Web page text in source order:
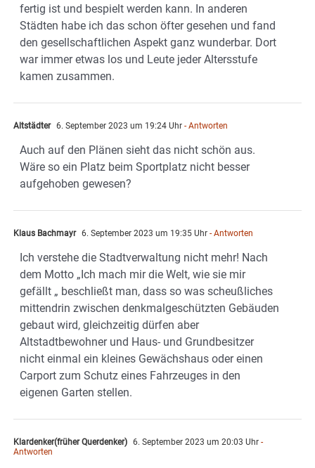
fertig ist und bespielt werden kann. In anderen
Städten habe ich das schon öfter gesehen und fand
den gesellschaftlichen Aspekt ganz wunderbar. Dort
war immer etwas los und Leute jeder Altersstufe
kamen zusammen.
Altstädter 6. September 2023 um 19:24 Uhr - Antworten
Auch auf den Plänen sieht das nicht schön aus.
Wäre so ein Platz beim Sportplatz nicht besser
aufgehoben gewesen?
Klaus Bachmayr 6. September 2023 um 19:35 Uhr - Antworten
Ich verstehe die Stadtverwaltung nicht mehr! Nach
dem Motto „Ich mach mir die Welt, wie sie mir
gefällt „ beschließt man, dass so was scheußliches
mittendrin zwischen denkmalgeschützten Gebäuden
gebaut wird, gleichzeitig dürfen aber
Altstadtbewohner und Haus- und Grundbesitzer
nicht einmal ein kleines Gewächshaus oder einen
Carport zum Schutz eines Fahrzeuges in den
eigenen Garten stellen.
Klardenker(früher Querdenker) 6. September 2023 um 20:03 Uhr -
Antworten